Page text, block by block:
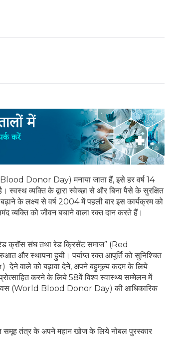
Blood Donor Day) मनाया जाता हैं, इसे हर वर्ष 14
व्यक्ति के द्वारा स्वेच्छा से और बिना पैसे के सुरक्षित
के लक्ष्य से वर्ष 2004 में पहली बार इस कार्यक्रम को
व्यक्ति को जीवन बचाने वाला रक्त दान करते हैं।
क्रॉस संघ तथा रेड क्रिसेंट समाज” (Red
और स्थापना हुयी। पर्याप्त रक्त आपूर्ति को सुनिश्चित
देने वाले को बढ़ावा देने, अपने बहुमूल्य कदम के लिये
करने के लिये 58वें विश्व स्वास्थ्य सम्मेलन में
दिवस (World Blood Donor Day) की आधिकारिक
तंत्र के अपने महान खोज के लिये नोबल पुरस्कार